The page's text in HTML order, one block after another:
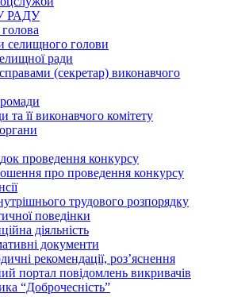
РАДУ
селищного голови
ради
(секретар) виконавчого
та її виконавчого комітету
проведення конкурсу
про проведення конкурсу
трудового розпорядку
поведінки
діяльність
документи
рекомендації, роз’яснення
портал повідомлень викривачів
“Доброчесність”